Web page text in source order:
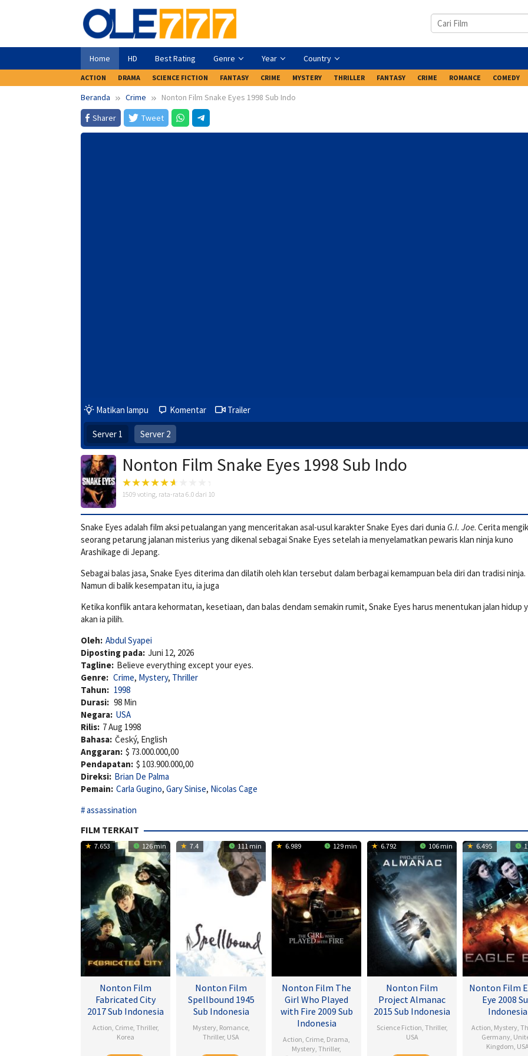
Home HD Best Rating Genre Year Country
ACTION DRAMA SCIENCE FICTION FANTASY CRIME MYSTERY THRILLER FANTASY CRIME ROMANCE COMEDY
Beranda Crime
Nonton Film Snake Eyes 1998 Sub Indo
Sharer
Tweet
Matikan lampu Komentar Trailer
Server 1 Server 2
Nonton Film Snake Eyes 1998 Sub Indo
1509 voting, rata-rata 6.0 dari 10
Snake Eyes adalah film aksi petualangan yang menceritakan asal-usul karakter Snake Eyes dari dunia G.I. Joe. Cerita
seorang petarung jalanan misterius yang dikenal sebagai Snake Eyes setelah ia menyelamatkan pewaris klan ninja kuno
Arashikage di Jepang.
Sebagai balas jasa, Snake Eyes diterima dan dilatih oleh klan tersebut dalam berbagai kemampuan bela diri dan tradisi ninja.
Namun di balik kesempatan itu, ia juga
Ketika konflik antara kehormatan, kesetiaan, dan balas dendam semakin rumit, Snake Eyes harus menentukan jalan hidup
akan ia pilih.
Oleh: Abdul Syapei
Diposting pada: Juni 12, 2026
Tagline: Believe everything except your eyes.
Genre: Crime, Mystery, Thriller
Tahun: 1998
Durasi: 98 Min
Negara: USA
Rilis: 7 Aug 1998
Bahasa: Český, English
Anggaran: $ 73.000.000,00
Pendapatan: $ 103.900.000,00
Direksi: Brian De Palma
Pemain: Carla Gugino, Gary Sinise, Nicolas Cage
assassination
FILM TERKAIT
7.653 126 min
Nonton Film
Fabricated City
2017 Sub Indonesia
Action Crime, Thriller,
Korea
7.4 111 min
Nonton Film
Spellbound 1945
Sub Indonesia
Mystery, Romance,
Thriller, USA
6.989 129 min
Nonton Film The
Girl Who Played
with Fire 2009 Sub
Indonesia
Action Crime Drama
Mystery Thriller,
6.792 106 min
Nonton Film
Project Almanac
2015 Sub Indonesia
Science Fiction Thriller,
USA
6.495
Nonton Film
Eye 2008
Indonesia
Action Mystery
Germany,
Kingdom